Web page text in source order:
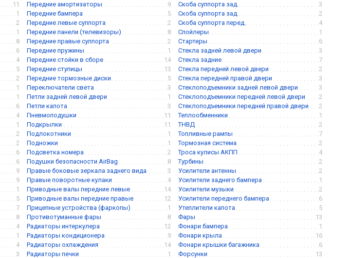
11
1
2
1
8
6
4
5
2
1
1
6
4
1
2
2
6
6
9
9
1
5
7
8
4
1
4
3
Передние амортизаторы
9
Передние бампера
5
Передние левые суппорта
2
Передние панели (телевизоры)
8
Передние правые суппорта
2
Передние пружины
1
Передние стойки в сборе
14
Передние ступицы
13
Передние тормозные диски
5
Переключатели света
3
Петли задней левой двери
1
Петли капота
3
Пневмоподушки
11
Подкрылки
11
Подлокотники
1
Подножки
1
Подсветка номера
2
Подушки безопасности AirBag
8
Правые боковые зеркала заднего вида
3
Правые поворотные кулаки
4
Приводные валы передние левые
14
Приводные валы передние правые
12
Прицепные устройства (фаркопы)
1
Противотуманные фары
8
Радиаторы интеркулера
12
Радиаторы кондиционера
9
Радиаторы охлаждения
14
Радиаторы печки
1
Скоба суппорта зад.
3
Скоба суппорта зад.
2
Скоба суппорта перед.
4
Спойлеры
1
Стартеры
6
Стекла задней левой двери
3
Стекла задние
7
Стекла передней левой двери
2
Стекла передней правой двери
3
Стеклоподъемники задней левой двери
3
Стеклоподъемники передней левой двери
2
Стеклоподъемники передней правой двери
2
Теплообменники
1
ТНВД
2
Топливные рампы
7
Тормозная система
2
Троса кулисы АКПП
4
Турбины
2
Усилители антенны
2
Усилители заднего бампера
1
Усилители музыки
2
Усилители переднего бампера
6
Утеплители капота
5
Фары
13
Фонари бампера
1
Фонари крыла
16
Фонари крышки багажника
6
Форсунки
13